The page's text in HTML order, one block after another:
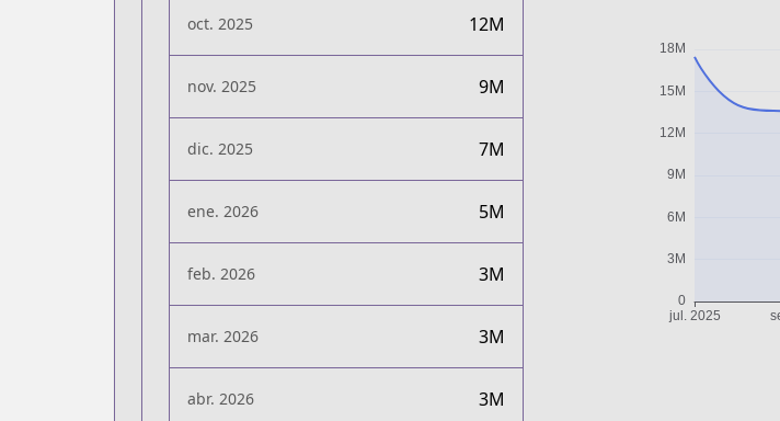
oct. 2025 12M
nov. 2025 9M
dic. 2025 7M
ene. 2026 5M
feb. 2026 3M
mar. 2026 3M
abr. 2026 3M